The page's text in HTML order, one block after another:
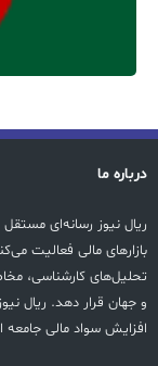
درباره ما
ریال نیوز رسانه‌ای مستقل
بازارهای مالی فعالیت
تحلیل‌های کارشناسی،
و جهان قرار دهد. ریال
افزایش سواد مالی